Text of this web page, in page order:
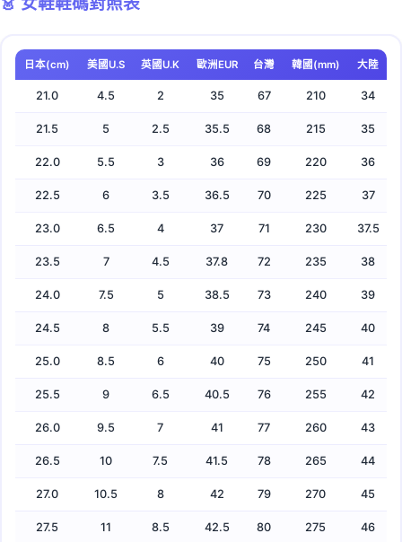
🇺🇸 美國女鞋 US 8 = 🇨🇳 大陸 36號
男鞋還是女鞋！
（男鞋）
📝 說明：歐洲碼男女略有差異，主要體現在對應的腳
長cm數不同
🇹🇼 台灣 75號 = 🇰🇷 韓國 250mm
🇹🇼 台灣鞋碼小知識：台灣鞋碼系統與日本cm數有
25.0 6.5 6 40 75 250 40
28.0 9.5 9 43 81 280 46
28.5 10 9.5 43.5 82 285 47
29.0 10.5 10 44 83 290 48
29.5 11 10.5 44.5 84 295 49
30.0 11.5 11 45 85 300 50
日本(cm) 美國U.S 英國U.K 歐洲EUR 台灣 韓國(mm) 大陸
21.0 4.5 2 35 67 210 34
21.5 5 2.5 35.5 68 215 35
22.0 5.5 3 36 69 220 36
22.5 6 3.5 36.5 70 225 37
23.0 6.5 4 37 71 230 37.5
23.5 7 4.5 37.8 72 235 38
24.0 7.5 5 38.5 73 240 39
24.5 8 5.5 39 74 245 40
25.0 8.5 6 40 75 250 41
25.5 9 6.5 40.5 76 255 42
26.0 9.5 7 41 77 260 43
26.5 10 7.5 41.5 78 265 44
27.0 10.5 8 42 79 270 45
27.5 11 8.5 42.5 80 275 46